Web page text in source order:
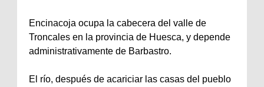
Encinacoja ocupa la cabecera del valle de
Troncales en la provincia de Huesca, y depende
administrativamente de Barbastro.
El río, después de acariciar las casas del pueblo